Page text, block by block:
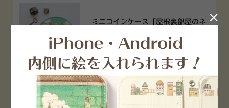
ミニコインケース「屋根裏部屋のネ
2023.01.21
横浜赤レンガ倉庫店 12月6日 O
